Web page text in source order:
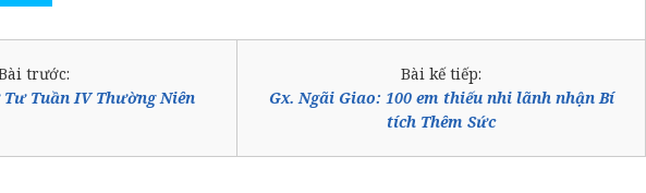
trước:
Tư Tuần IV Thường Niên
Bài kế tiếp:
Gx. Ngãi Giao: 100 em thiếu nhi lãnh nhận Bí
tích Thêm Sức